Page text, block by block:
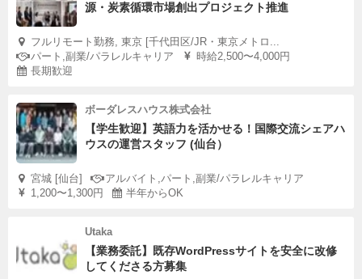
源・炭素循環市場創出プロジェクト推進
フルリモート勤務, 東京 [千代田区/JR・東京メトロ...
パート,副業/パラレルキャリア
時給2,500〜4,000円
長期歓迎
ボーダレスハウス株式会社
【学生歓迎】英語力を活かせる！国際交流シェアハ
ウスの運営スタッフ (仙台）
宮城 [仙台]
アルバイト,パート,副業/パラレルキャリア
1,200〜1,300円
半年からOK
Utaka
【業務委託】既存WordPressサイトを安全に改修
してくださる方募集